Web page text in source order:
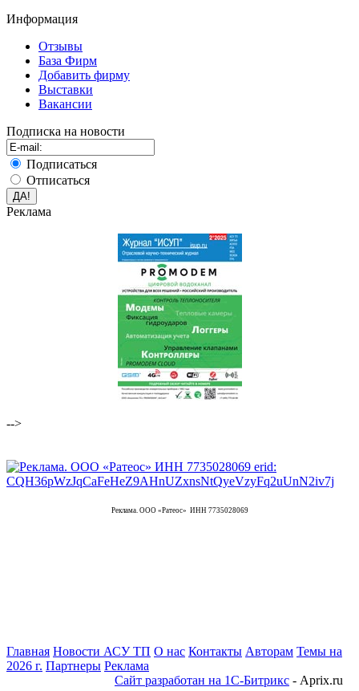
Информация
Отзывы
База Фирм
Добавить фирму
Выставки
Вакансии
Подписка на новости
Подписаться
Отписаться
Реклама
-->
Реклама. ООО «Ратеос» ИНН 7735028069
Главная Новости АСУ ТП О нас Контакты Авторам Темы на
2026 г. Партнеры Реклама
Сайт разработан на 1С-Битрикс - Aprix.ru